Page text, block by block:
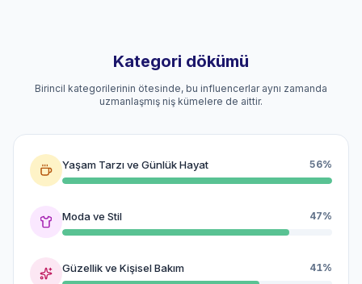
Kategori dökümü
Birincil kategorilerinin ötesinde, bu influencerlar aynı zamanda
uzmanlaşmış niş kümelere de aittir.
Yaşam Tarzı ve Günlük Hayat 56%
Moda ve Stil 47%
Güzellik ve Kişisel Bakım 41%